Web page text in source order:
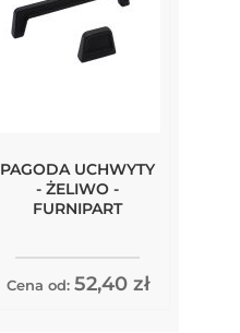
PAGODA UCHWYTY
- ŻELIWO -
FURNIPART
Cena od: 52,40 zł